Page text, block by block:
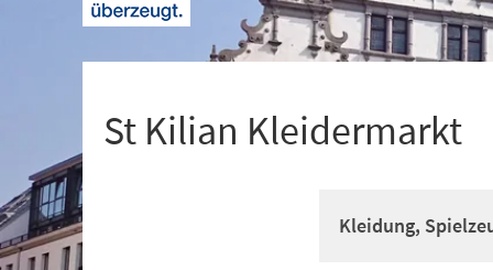
St Kilian Kleidermarkt
Kleidung,